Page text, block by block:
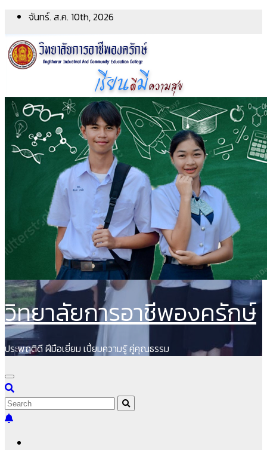
Skip
content
จันทร์. ส.ค. 10th, 2026
วิทยาลัยการอาชีพองครักษ์
ประพฤติดี ฝีมือเยี่ยม เปี่ยมความรู้ คู่คุณธรรม